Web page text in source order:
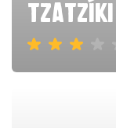
tzatzíki